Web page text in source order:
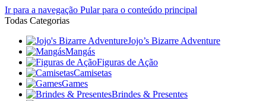
Ir para a navegação Pular para o conteúdo principal
Todas Categorias
Jojo’s Bizarre Adventure
Mangás
Figuras de Ação
Camisetas
Games
Brindes & Presentes